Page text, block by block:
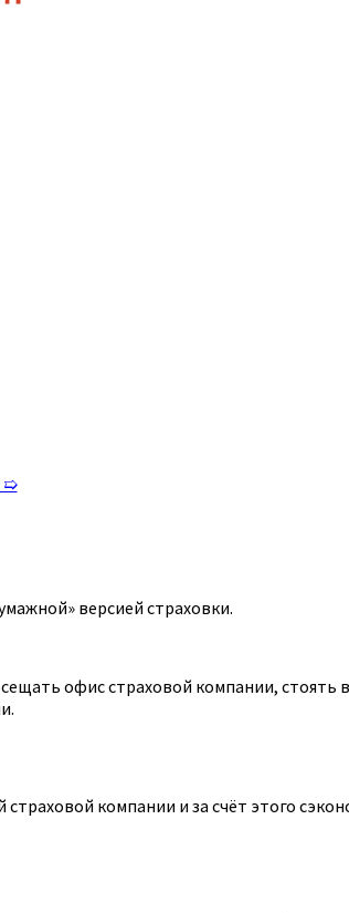
➯
версией страховки.
офис страховой компании, стоять в
компании и за счёт этого